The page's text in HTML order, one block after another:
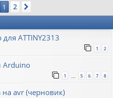
1 2
ATTINY2313
1 2
Arduino
1 … 5 6 7 8
avr (черновик)